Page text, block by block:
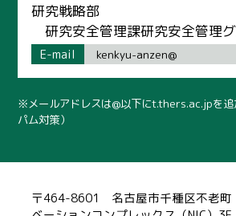
研究戦略部
研究安全管理課研究安全管理
E-mail kenkyu-anzen@
※メールアドレスは@以下にt.thers.ac.jpを追
パム対策）
〒464-8601 名古屋市千種区不老